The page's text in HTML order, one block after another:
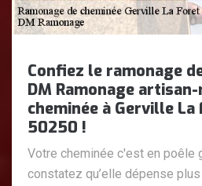
Confiez le ramonage
DM Ramonage
cheminée à Gerville
50250 !
Votre cheminée c'est en poêle
constatez qu’elle dépense